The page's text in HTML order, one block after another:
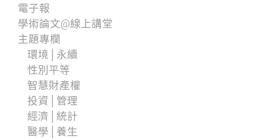
電子報
學術論文@線上講堂
主題專欄
環境│永續
性別平等
智慧財產權
投資│管理
經濟│統計
醫學│養生